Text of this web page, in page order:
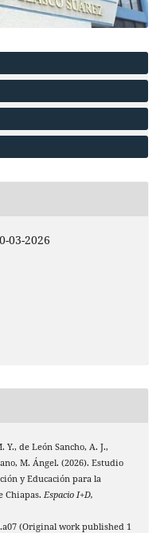
03-2026
Y., de León Sancho, A. J.,
M. Ángel. (2026). Estudio
y Educación para la
Chiapas. Espacio I+D,
(Original work published 1